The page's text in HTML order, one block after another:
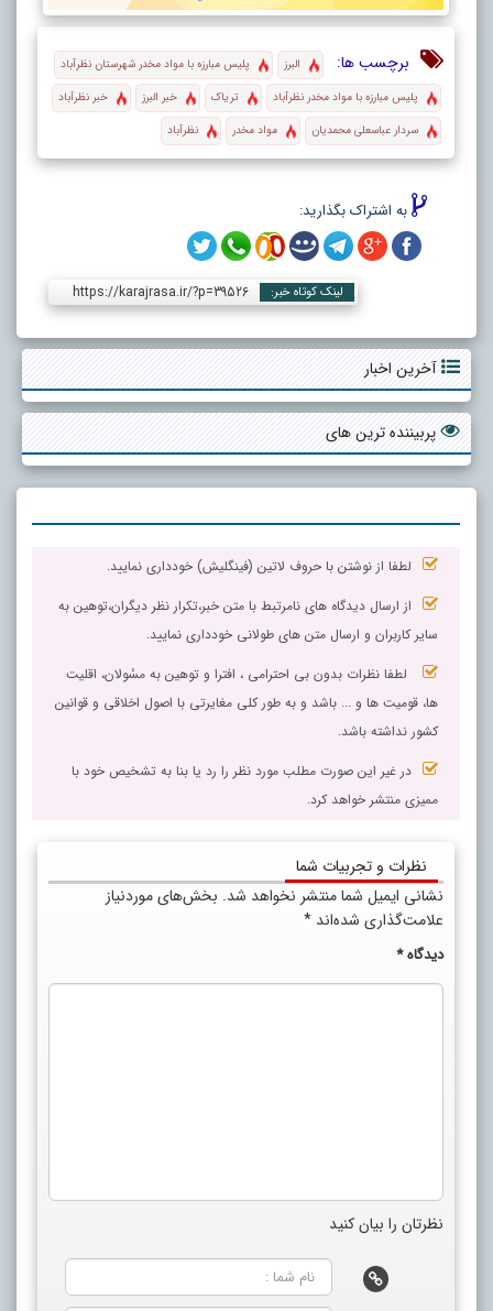
برچسب ها: البرز
پلیس مبارزه با مواد مخدر شهرستان نظرآباد
پلیس مبارزه با مواد مخدر نظرآباد
تریاک خبر البرز
خبر نظرآباد
سردار عباسعلی محمدیان
مواد مخدر نظرآباد
به اشتراک بگذارید:
لینک کوتاه خبر: https://karajrasa.ir/?p=39526
آخرین اخبار
پربیننده ترین های
لطفا از نوشتن با حروف لاتین (فینگلیش) خودداری نمایید.
از ارسال دیدگاه های نامرتبط با متن خبر،تکرار نظر دیگران،توهین به
سایر کاربران و ارسال متن های طولانی خودداری نمایید.
لطفا نظرات بدون بی احترامی ، افترا و توهین به مسٔولان، اقلیت
ها، قومیت ها و ... باشد و به طور کلی مغایرتی با اصول اخلاقی و قوانین
کشور نداشته باشد.
در غیر این صورت مطلب مورد نظر را رد یا بنا به تشخیص خود با
ممیزی منتشر خواهد کرد.
نظرات و تجربیات شما
نشانی ایمیل شما منتشر نخواهد شد. بخش‌های موردنیاز
علامت‌گذاری شده‌اند *
دیدگاه*
نظرتان را بیان کنید